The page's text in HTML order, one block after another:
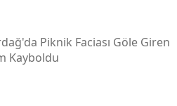
Piknik Faciası Göle Giren
Kayboldu